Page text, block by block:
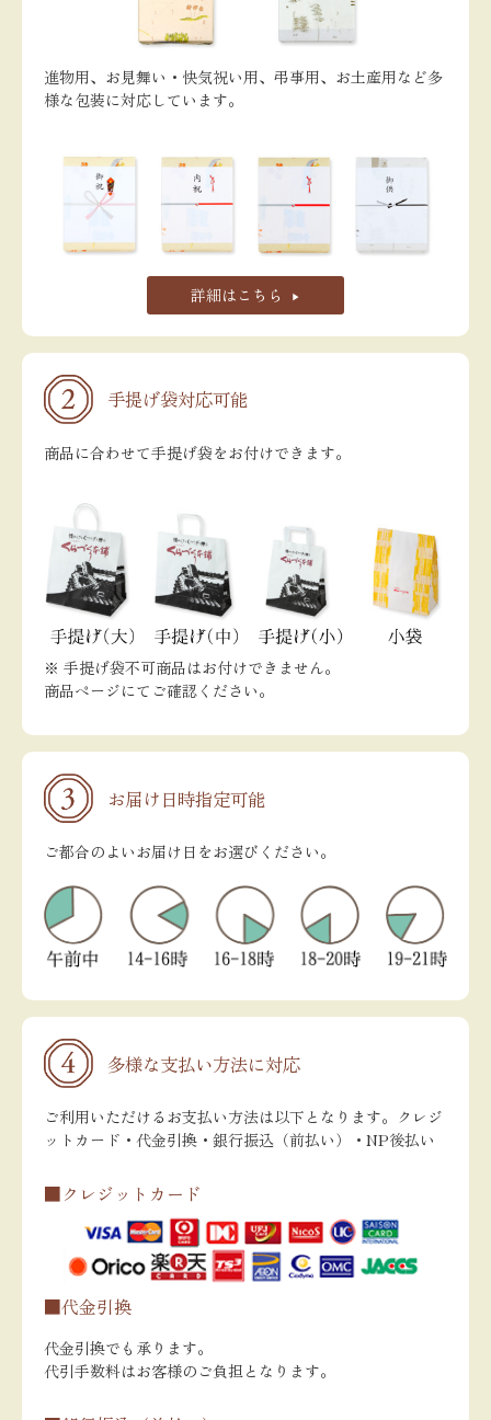
進物用、お見舞い・快気祝い用、弔事用、お土産用など多
様な包装に対応しています。
詳細はこちら
手提げ袋対応可能
商品に合わせて手提げ袋をお付けできます。
※ 手提げ袋不可商品はお付けできません。
商品ページにてご確認ください。
お届け日時指定可能
ご都合のよいお届け日をお選びください。
多様な支払い方法に対応
ご利用いただけるお支払い方法は以下となります。クレジ
ットカード・代金引換・銀行振込（前払い）・NP後払い
■クレジットカード
■代金引換
代金引換でも承ります。
代引手数料はお客様のご負担となります。